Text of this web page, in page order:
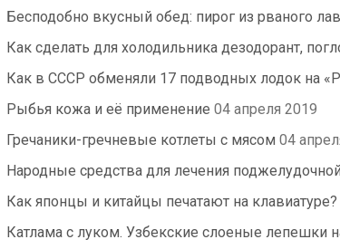
Бесподобно вкусный обед: пирог из рваного
Как сделать для холодильника дезодорант,
Как в СССР обменяли 17 подводных лодок на
Рыбья кожа и её применение 04 апреля 2019
Гречаники-гречневые котлеты с мясом 04
Народные средства для лечения
Как японцы и китайцы печатают на клавиатуре?
Катлама с луком. Узбекские слоеные лепешки